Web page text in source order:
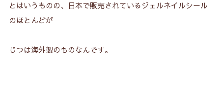
とはいうものの、日本で販売されているジェルネイルシール
のほとんどが
じつは海外製のものなんです。